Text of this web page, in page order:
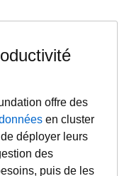
offre des
en cluster
déployer leurs
des
puis de les